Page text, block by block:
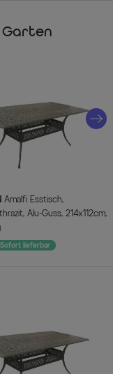
Garten
Alu-Guss, 214x112cm,
Sofort lieferbar